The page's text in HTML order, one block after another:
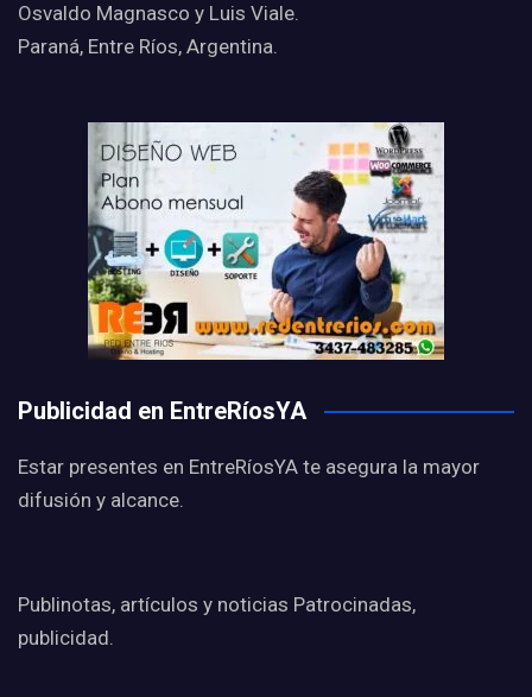
Osvaldo Magnasco y Luis Viale.
Paraná, Entre Ríos, Argentina.
Publicidad en EntreRíosYA
Estar presentes en EntreRíosYA te asegura la mayor
difusión y alcance.
Publinotas, artículos y noticias Patrocinadas,
publicidad.